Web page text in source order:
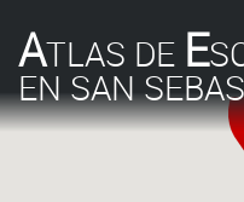
ATLAS DE E
EN SAN